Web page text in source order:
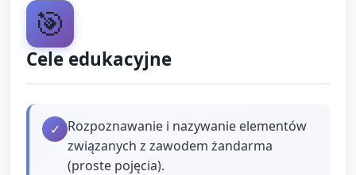
🎯
Cele edukacyjne
✓ Rozpoznawanie i nazywanie elementów
związanych z zawodem żandarma
(proste pojęcia).